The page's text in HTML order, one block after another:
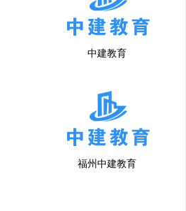
中建教育
福州中建教育